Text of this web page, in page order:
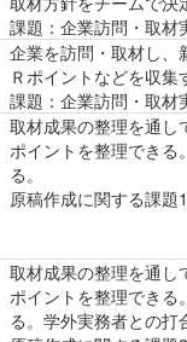
課題：企業訪問・取材
企業を訪問・取材し、
Ｒポイントなどを収集
課題：企業訪問・取材
取材成果の整理を通し
ポイントを整理できる
る。
原稿作成に関する課題1
取材成果の整理を通し
ポイントを整理できる
る。学外実務者との